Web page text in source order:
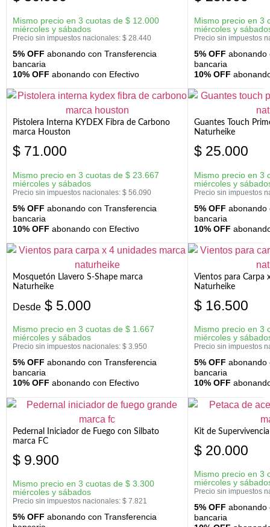
Mismo precio en 3 cuotas de $ 12.000
miércoles y sábados
Precio sin impuestos nacionales: $ 28.440
5% OFF abonando con Transferencia
bancaria
10% OFF abonando con Efectivo
Mismo precio en 3
miércoles y
Precio sin impuestos
5% OFF abonando
bancaria
10% OFF
Pistolera Interna KYDEX Fibra de Carbono
marca Houston
$ 71.000
Mismo precio en 3 cuotas de $ 23.667
miércoles y sábados
Precio sin impuestos nacionales: $ 56.090
5% OFF abonando con Transferencia
bancaria
10% OFF abonando con Efectivo
Guantes Touch
Naturheike
$ 25.000
Mismo precio en 3
miércoles y
Precio sin impuestos
5% OFF abonando
bancaria
10% OFF
Mosquetón Llavero S-Shape marca
Naturheike
Desde $ 5.000
Mismo precio en 3 cuotas de $ 1.667
miércoles y sábados
Precio sin impuestos nacionales: $ 3.950
5% OFF abonando con Transferencia
bancaria
10% OFF abonando con Efectivo
Vientos para Carpa
Naturheike
$ 16.500
Mismo precio en 3
miércoles y
Precio sin impuestos
5% OFF abonando
bancaria
10% OFF
Pedernal Iniciador de Fuego con Silbato
marca FC
$ 9.900
Mismo precio en 3 cuotas de $ 3.300
miércoles y sábados
Precio sin impuestos nacionales: $ 7.821
5% OFF abonando con Transferencia
Kit de
$ 20.000
Mismo precio en 3
miércoles y
Precio sin impuestos
5% OFF abonando
bancaria